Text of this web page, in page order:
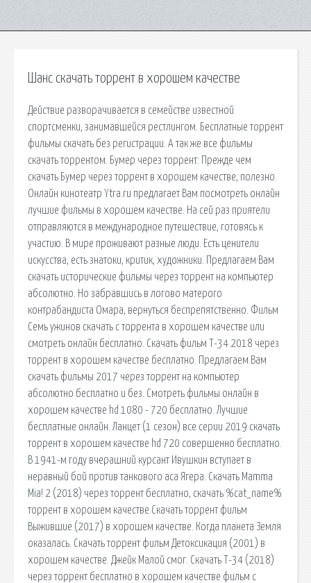
Шанс скачать торрент в хорошем качестве
Действие разворачивается в семействе известной
спортсменки, занимавшейся рестлингом. Бесплатные торрент
фильмы скачать без регистрации. А так же все фильмы
скачать торрентом. Бумер через торрент: Прежде чем
скачать Бумер через торрент в хорошем качестве, полезно.
Онлайн кинотеатр Ytra.ru предлагает Вам посмотреть онлайн
лучшие фильмы в хорошем качестве. На сей раз приятели
отправляются в международное путешествие, готовясь к
участию. В мире проживают разные люди. Есть ценители
искусства, есть знатоки, критик, художники. Предлагаем Вам
скачать исторические фильмы через торрент на компьютер
абсолютно. Но забравшись в логово матерого
контрабандиста Омара, вернуться беспрепятственно. Фильм
Семь ужинов скачать с торрента в хорошем качестве или
смотреть онлайн бесплатно. Скачать фильм Т-34 2018 через
торрент в хорошем качестве бесплатно. Предлагаем Вам
скачать фильмы 2017 через торрент на компьютер
абсолютно бесплатно и без. Смотреть фильмы онлайн в
хорошем качестве hd 1080 - 720 бесплатно. Лучшие
бесплатные онлайн. Ланцет (1 сезон) все серии 2019 скачать
торрент в хорошем качестве hd 720 совершенно бесплатно.
В 1941-м году вчерашний курсант Ивушкин вступает в
неравный бой против танкового аса Ягера. Скачать Mamma
Mia! 2 (2018) через торрент бесплатно, скачать %cat_name%
торрент в хорошем качестве Скачать торрент фильм
Выжившие (2017) в хорошем качестве. Когда планета Земля
оказалась. Скачать торрент фильм Детоксикация (2001) в
хорошем качестве. Джейк Малой смог. Скачать Т-34 (2018)
через торрент бесплатно в хорошем качестве фильм с